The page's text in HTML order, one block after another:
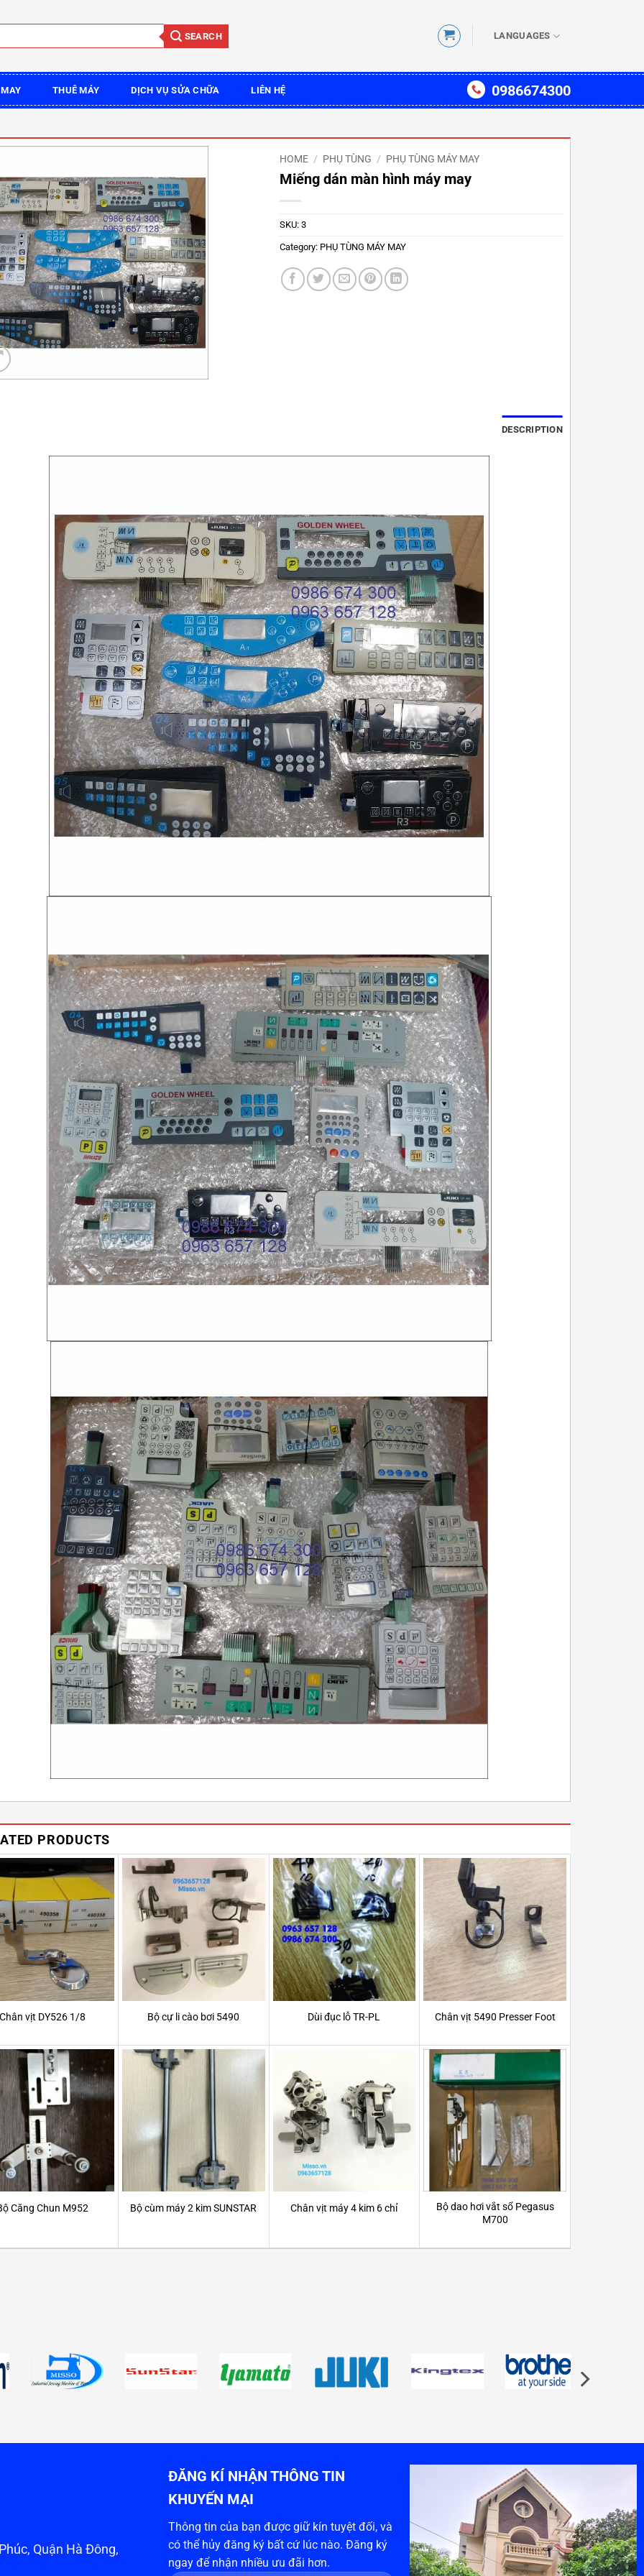
SEARCH LANGUAGES
THUÊ MÁY DỊCH VỤ SỬA CHỮA LIÊN HỆ 0986674300
HOME / PHỤ TÙNG / PHỤ TÙNG MÁY MAY
Miếng dán màn hình máy may
SKU: 3
Category: PHỤ TÙNG MÁY MAY
DESCRIPTION
PRODUCTS
Chân vịt DY526 1/8 Bộ cự li cào bơi 5490 Dùi đục lỗ TR-PL Chân vịt 5490 Presser Foot
Căng Chun M952 Bộ cùm máy 2 kim SUNSTAR Chân vịt máy 4 kim 6 chỉ
Bộ dao hơi vắt sổ Pegasus
M700
Quận Hà Đông,
ĐĂNG KÍ NHẬN THÔNG TIN
KHUYẾN MẠI
Thông tin của bạn được giữ kín tuyệt đối, và
có thể hủy đăng ký bất cứ lúc nào. Đăng ký
ngay để nhận nhiều ưu đãi hơn.